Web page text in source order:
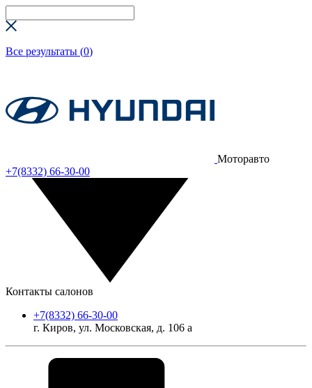
Все результаты (0)
Моторавто
+7(8332) 66-30-00
Контакты салонов
+7(8332) 66-30-00
г. Киров, ул. Московская, д. 106 а